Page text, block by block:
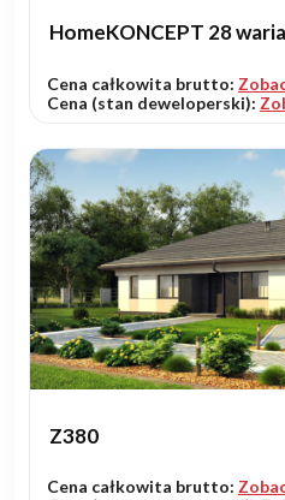
HomeKONCEPT 28
Cena całkowita brutto:
Cena (stan deweloperski):
Z380
Cena całkowita brutto: